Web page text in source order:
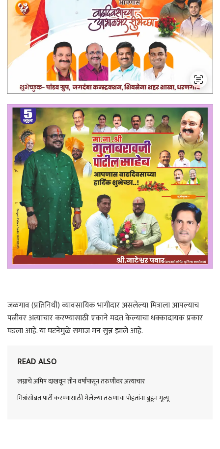
जळगाव (प्रतिनिधी) व्यावसायिक भागीदार असलेल्या मित्राला आपल्याच
पत्नीवर अत्याचार करण्यासाठी एकाने मदत केल्याचा धक्कादायक प्रकार
घडला आहे. या घटनेमुळे समाज मन सुन्न झाले आहे.
READ ALSO
लग्नाचे अमिष दाखवून तीन वर्षांपासून तरुणीवर अत्याचार
मित्रांसोबत पार्टी करण्यासाठी गेलेल्या तरुणाचा पोहतांना बुडून मृत्यू